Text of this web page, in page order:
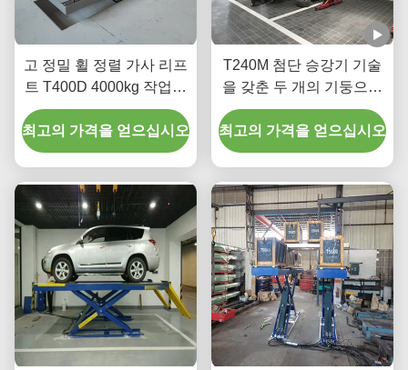
고 정밀 휠 정렬 가사 리프
트 T400D 4000kg 작업실
용량
최고의 가격을 얻으십시오
T240M 첨단 승강기 기술
을 갖춘 두 개의 기둥으로
된 갱트리 자동차 승강장
치
최고의 가격을 얻으십시오